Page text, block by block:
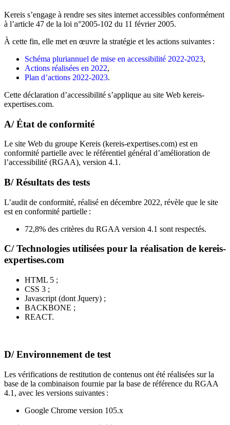
Kereis s’engage à rendre ses sites internet accessibles conformément
à l’article 47 de la loi n°2005-102 du 11 février 2005.
À cette fin, elle met en œuvre la stratégie et les actions suivantes :
Schéma pluriannuel de mise en accessibilité 2022-2023,
Actions réalisées en 2022,
Plan d’actions 2022-2023.
Cette déclaration d’accessibilité s’applique au site Web kereis-
expertises.com.
A/ État de conformité
Le site Web du groupe Kereis (kereis-expertises.com) est en
conformité partielle avec le référentiel général d’amélioration de
l’accessibilité (RGAA), version 4.1.
B/ Résultats des tests
L’audit de conformité, réalisé en décembre 2022, révèle que le site
est en conformité partielle :
72,8% des critères du RGAA version 4.1 sont respectés.
C/ Technologies utilisées pour la réalisation de kereis-
expertises.com
HTML 5 ;
CSS 3 ;
Javascript (dont Jquery) ;
BACKBONE ;
REACT.
D/ Environnement de test
Les vérifications de restitution de contenus ont été réalisées sur la
base de la combinaison fournie par la base de référence du RGAA
4.1, avec les versions suivantes :
Google Chrome version 105.x